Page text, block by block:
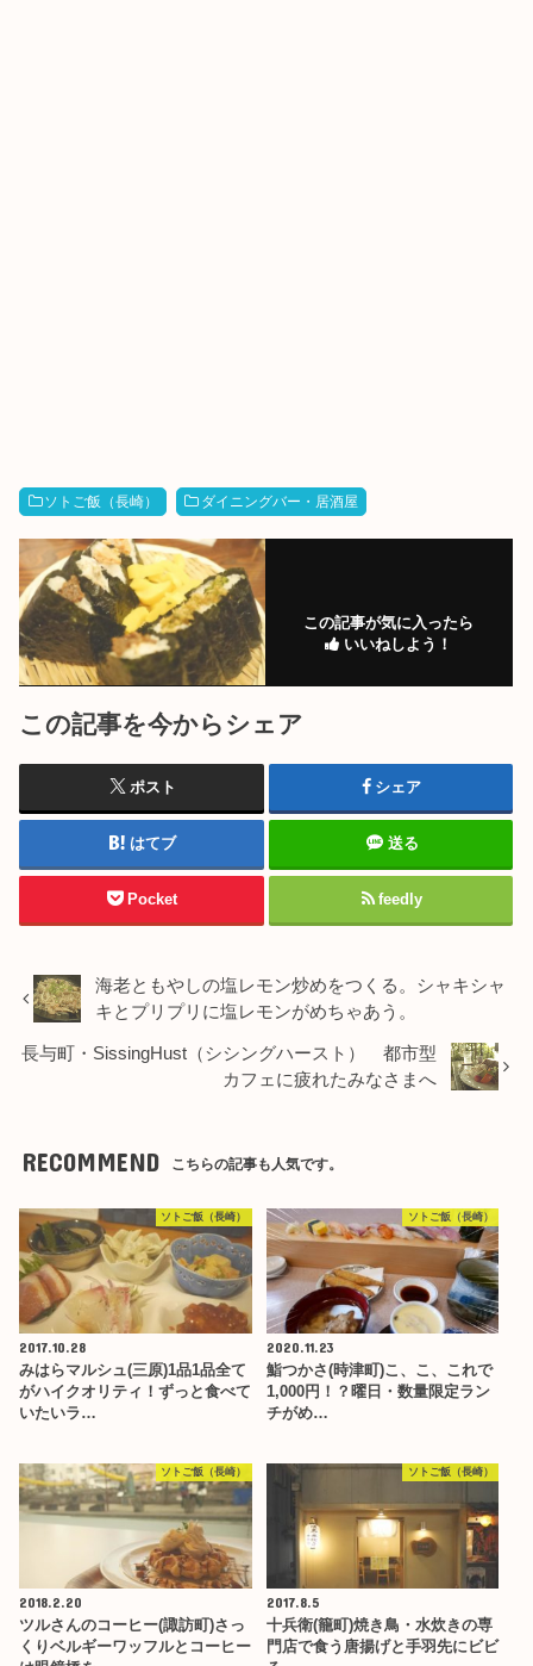
ソトご飯（長崎） ダイニングバー・居酒屋
この記事が気に入ったら
いいねしよう！
この記事を今からシェア
ポスト シェア
はてブ 送る
Pocket feedly
海老ともやしの塩レモン炒めをつくる。シャキシャ
キとプリプリに塩レモンがめちゃあう。
長与町・SissingHust（シシングハースト） 都市型
カフェに疲れたみなさまへ
RECOMMEND こちらの記事も人気です。
ソトご飯（長崎）
2017.10.28
みはらマルシュ(三原)1品1品全て
がハイクオリティ！ずっと食べて
いたいラ…
ソトご飯（長崎）
2020.11.23
鮨つかさ(時津町)こ、こ、これで
1,000円！？曜日・数量限定ラン
チがめ…
ソトご飯（長崎）
2018.2.20
ツルさんのコーヒー(諏訪町)さっ
くりベルギーワッフルとコーヒー
ソトご飯（長崎）
2017.8.5
十兵衛(籠町)焼き鳥・水炊きの専
門店で食う唐揚げと手羽先にビビ